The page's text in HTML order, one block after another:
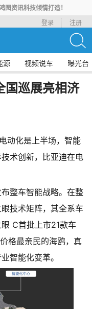
资讯科技倾情打造！
登录
注册
源 视频说车 曝光台
国巡展亮相济
动化是上半场，智能
术创新，比亚迪在电
整车智能战略。在整
技术矩阵，其全系车
C首批上市21款车
格最亲民的海鸥，真
智能化变革。